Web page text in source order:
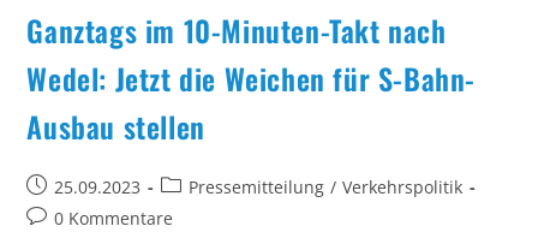
Ganztags im 10-Minuten-Takt nach
Wedel: Jetzt die Weichen für S-Bahn-
Ausbau stellen
Beitrag
veröffentlicht:
25.09.2023
Beitrags-
Kategorie:
Pressemitteilung / Verkehrspolitik
Beitrags-
0 Kommentare